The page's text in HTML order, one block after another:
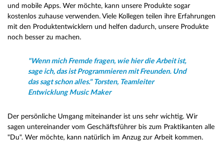
und mobile Apps. Wer möchte, kann unsere Produkte sogar
kostenlos zuhause verwenden. Viele Kollegen teilen ihre Erfahrungen
mit den Produktentwicklern und helfen dadurch, unsere Produkte
noch besser zu machen.
"Wenn mich Fremde fragen, wie hier die Arbeit ist,
sage ich, das ist Programmieren mit Freunden. Und
das sagt schon alles." Torsten, Teamleiter
Entwicklung Music Maker
Der persönliche Umgang miteinander ist uns sehr wichtig. Wir
sagen untereinander vom Geschäftsführer bis zum Praktikanten alle
"Du". Wer möchte, kann natürlich im Anzug zur Arbeit kommen.